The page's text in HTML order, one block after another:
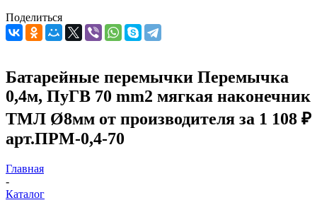
Поделиться
Батарейные перемычки Перемычка
0,4м, ПуГВ 70 mm2 мягкая наконечник
ТМЛ Ø8мм от производителя за 1 108 ₽
арт.ПРМ-0,4-70
Главная
-
Каталог